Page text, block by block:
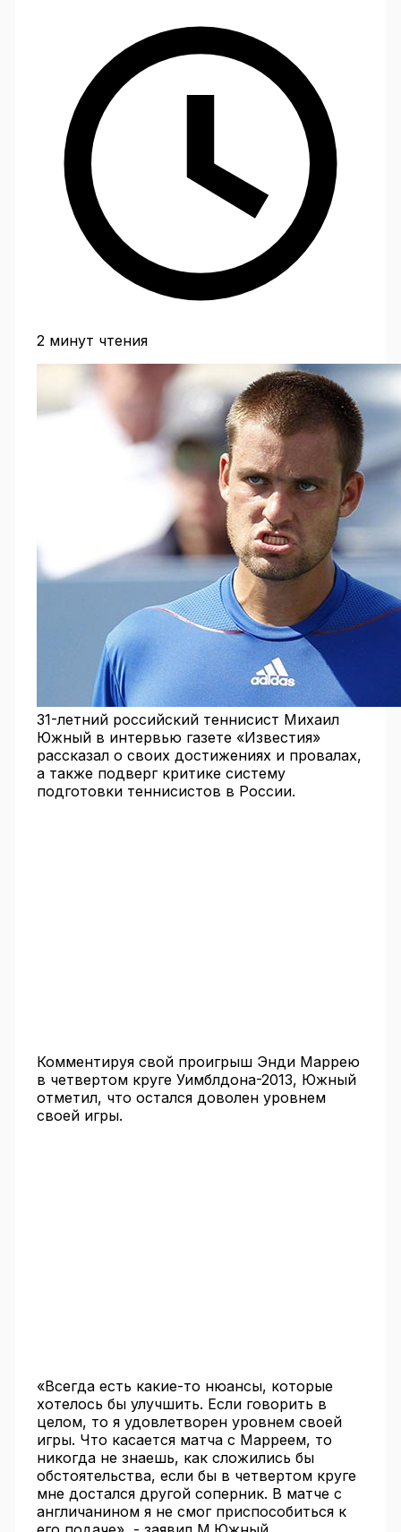
2 минут чтения
31-летний российский теннисист Михаил
Южный в интервью газете «Известия»
рассказал о своих достижениях и провалах,
а также подверг критике систему
подготовки теннисистов в России.
Комментируя свой проигрыш Энди Маррею
в четвертом круге Уимблдона-2013, Южный
отметил, что остался доволен уровнем
своей игры.
«Всегда есть какие-то нюансы, которые
хотелось бы улучшить. Если говорить в
целом, то я удовлетворен уровнем своей
игры. Что касается матча с Марреем, то
никогда не знаешь, как сложились бы
обстоятельства, если бы в четвертом круге
мне достался другой соперник. В матче с
англичанином я не смог приспособиться к